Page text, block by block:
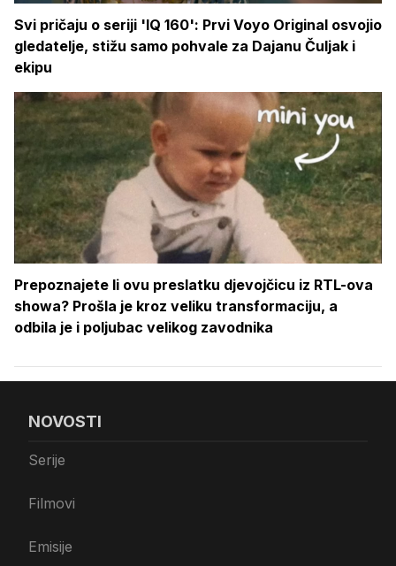
Svi pričaju o seriji 'IQ 160': Prvi Voyo Original osvojio
gledatelje, stižu samo pohvale za Dajanu Čuljak i
ekipu
Prepoznajete li ovu preslatku djevojčicu iz RTL-ova
showa? Prošla je kroz veliku transformaciju, a
odbila je i poljubac velikog zavodnika
NOVOSTI
Serije
Filmovi
Emisije